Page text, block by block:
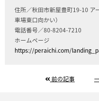
住所／秋田市新屋豊町19-10 ア
車場東口向かい）
電話番号／80-8204-7210
ホームページ
https://peraichi.com/
前の記事